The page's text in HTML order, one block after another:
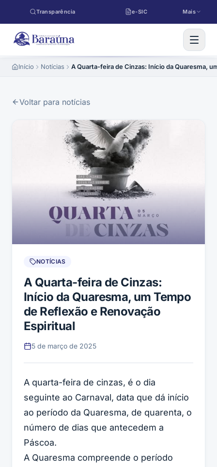
Transparência e-SIC Mais
Início Notícias A Quarta-feira de Cinzas: Início da Quaresma,
Voltar para notícias
NOTÍCIAS
A Quarta-feira de Cinzas:
Início da Quaresma, um Tempo
de Reflexão e Renovação
Espiritual
5 de março de 2025
A quarta-feira de cinzas, é o dia
seguinte ao Carnaval, data que dá início
ao período da Quaresma, de quarenta, o
número de dias que antecedem a
Páscoa.
A Quaresma compreende o período